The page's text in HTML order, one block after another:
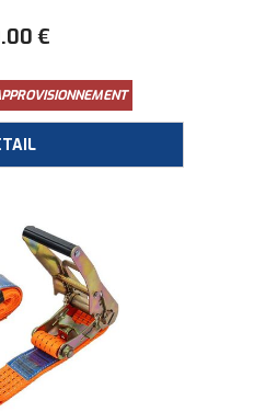
.00 €